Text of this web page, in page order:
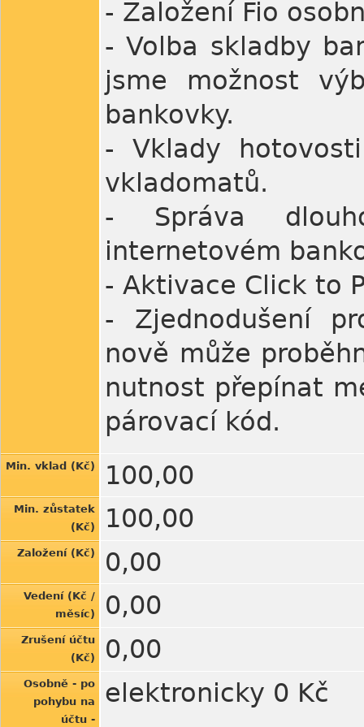
- Založení Fio
- Volba skladby
jsme možnost
bankovky.
- Vklady
vkladomatů.
- Správa
internetovém
- Aktivace Click to
- Zjednodušení
nově může
nutnost přepínat
párovací kód.
Min. vklad (Kč) 100,00
Min. zůstatek
(Kč)
100,00
Založení (Kč) 0,00
Vedení (Kč /
měsíc)
0,00
Zrušení účtu
(Kč)
0,00
Osobně - po
pohybu na
účtu -
elektronicky 0 Kč